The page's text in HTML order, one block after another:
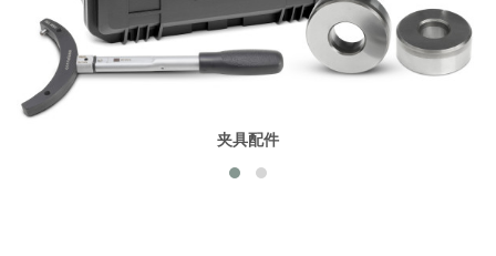
夹具配件